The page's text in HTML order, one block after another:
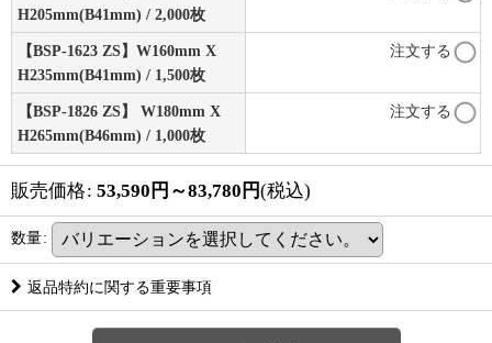
H205mm(B41mm) / 2,000枚
【BSP-1623 ZS】W160mm X
H235mm(B41mm) / 1,500枚
注文する
【BSP-1826 ZS】 W180mm X
H265mm(B46mm) / 1,000枚
注文する
販売価格: 53,590 円 ～83,780 円(税込)
数量:
返品特約に関する重要事項